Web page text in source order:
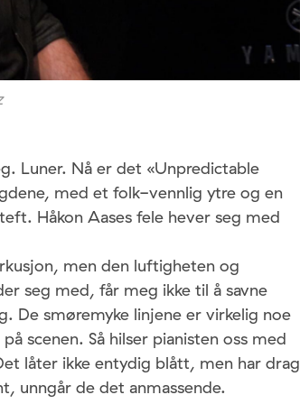
Luner. Nå er det «Unpredictable
med et folk-vennlig ytre og en
Håkon Aases fele hever seg med
men den luftigheten og
seg med, får meg ikke til å savne
De smøremyke linjene er virkelig noe
scenen. Så hilser pianisten oss med
låter ikke entydig blått, men har drag
unngår de det anmassende.